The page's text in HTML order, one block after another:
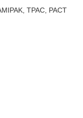
TPAC, PACT